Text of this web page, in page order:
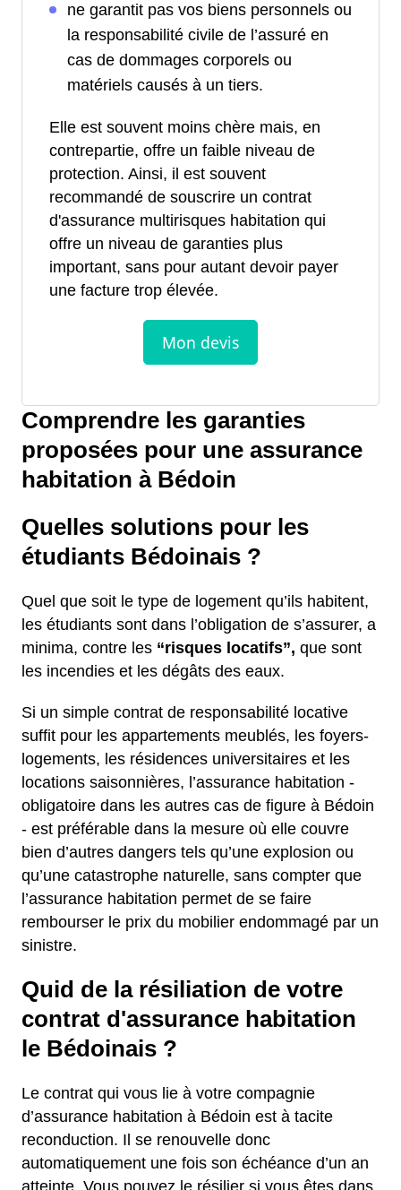
ne garantit pas vos biens personnels ou
la responsabilité civile de l’assuré en
cas de dommages corporels ou
matériels causés à un tiers.
Elle est souvent moins chère mais, en
contrepartie, offre un faible niveau de
protection. Ainsi, il est souvent
recommandé de souscrire un contrat
d'assurance multirisques habitation qui
offre un niveau de garanties plus
important, sans pour autant devoir payer
une facture trop élevée.
Comprendre les garanties
proposées pour une assurance
habitation à Bédoin
Quelles solutions pour les
étudiants Bédoinais ?
Quel que soit le type de logement qu’ils habitent,
les étudiants sont dans l’obligation de s’assurer, a
minima, contre les “risques locatifs”, que sont
les incendies et les dégâts des eaux.
Si un simple contrat de responsabilité locative
suffit pour les appartements meublés, les foyers-
logements, les résidences universitaires et les
locations saisonnières, l’assurance habitation -
obligatoire dans les autres cas de figure à Bédoin
- est préférable dans la mesure où elle couvre
bien d’autres dangers tels qu’une explosion ou
qu’une catastrophe naturelle, sans compter que
l’assurance habitation permet de se faire
rembourser le prix du mobilier endommagé par un
sinistre.
Quid de la résiliation de votre
contrat d'assurance habitation
le Bédoinais ?
Le contrat qui vous lie à votre compagnie
d’assurance habitation à Bédoin est à tacite
reconduction. Il se renouvelle donc
automatiquement une fois son échéance d’un an
atteinte. Vous pouvez le résilier si vous êtes dans